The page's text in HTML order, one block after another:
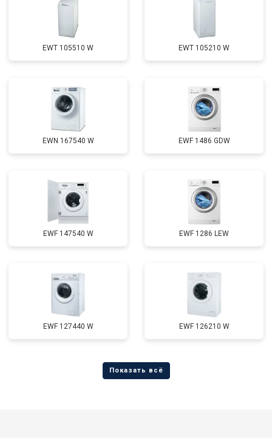
EWT 105510 W EWT 105210 W
EWN 167540 W EWF 1486 GDW
EWF 147540 W EWF 1286 LEW
EWF 127440 W EWF 126210 W